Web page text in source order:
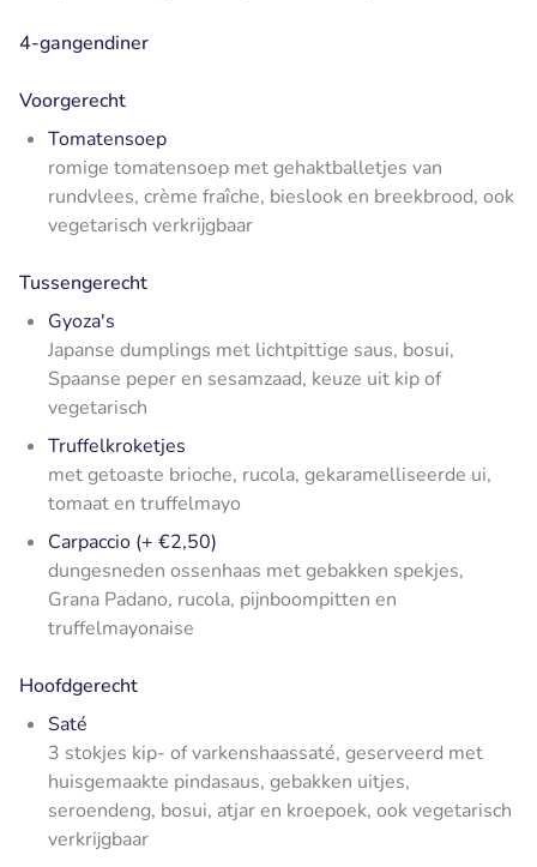
4-gangendiner
Voorgerecht
Tomatensoep
romige tomatensoep met gehaktballetjes van
rundvlees, crème fraîche, bieslook en breekbrood, ook
vegetarisch verkrijgbaar
Tussengerecht
Gyoza's
Japanse dumplings met lichtpittige saus, bosui,
Spaanse peper en sesamzaad, keuze uit kip of
vegetarisch
Truffelkroketjes
met getoaste brioche, rucola, gekaramelliseerde ui,
tomaat en truffelmayo
Carpaccio (+ €2,50)
dungesneden ossenhaas met gebakken spekjes,
Grana Padano, rucola, pijnboompitten en
truffelmayonaise
Hoofdgerecht
Saté
3 stokjes kip- of varkenshaassaté, geserveerd met
huisgemaakte pindasaus, gebakken uitjes,
seroendeng, bosui, atjar en kroepoek, ook vegetarisch
verkrijgbaar